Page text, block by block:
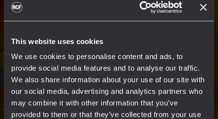
This website uses cookies
We use cookies to personalise content and ads, to
provide social media features and to analyse our traffic.
We also share information about your use of our site with
our social media, advertising and analytics partners who
may combine it with other information that you’ve
provided to them or that they’ve collected from your use
Systemdesign und akustische Simulation für
Lautsprecher von RCF und TT+ Audio. Mit
Produktionen, Veranstaltungsplaner und
Tontechniker Systeme virtuell planen, die
Abdeckung und den Schalldruckpegel (SPL)
vorausberechnen, die Sicherheit des Riggings
überprüfen und die Systemdokumentation
exportieren.